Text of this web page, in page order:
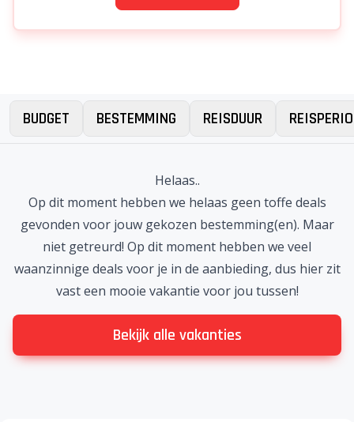
BUDGET BESTEMMING REISDUUR
Helaas..
Op dit moment hebben we helaas geen toffe deals
gevonden voor jouw gekozen bestemming(en). Maar
niet getreurd! Op dit moment hebben we veel
waanzinnige deals voor je in de aanbieding, dus hier zit
vast een mooie vakantie voor jou tussen!
Bekijk alle vakanties